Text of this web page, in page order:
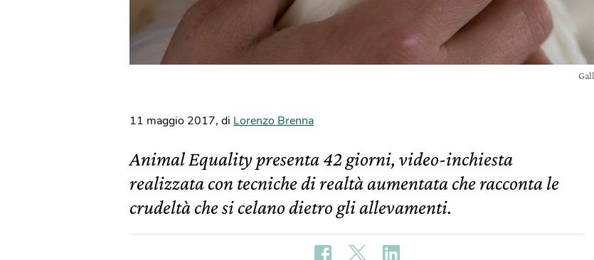
11 maggio 2017, di Lorenzo Brenna
Animal Equality presenta 42 giorni, video-inchiesta
realizzata con tecniche di realtà aumentata che racconta le
crudeltà che si celano dietro gli allevamenti.